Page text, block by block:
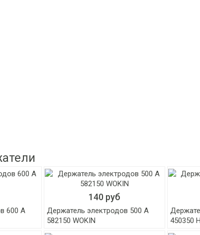
600 А
140 руб
Держатель электродов 500 А
582150 WOKIN
450350